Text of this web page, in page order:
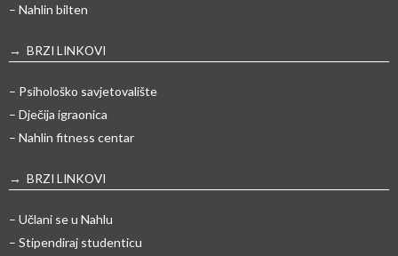
– Nahlin bilten
→ BRZI LINKOVI
– Psihološko savjetovalište
– Dječija igraonica
– Nahlin fitness centar
→ BRZI LINKOVI
– Učlani se u Nahlu
– Stipendiraj studenticu